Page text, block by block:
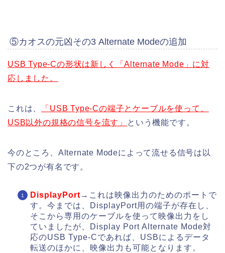
⑤カオスの元凶その3 Alternate Modeの追加
USB Type-Cの形状は新しく「Alternate Mode」に対
応しました。
これは、
「USB Type-Cの端子とケーブルを使って、
USB以外の規格の信号を流す」
という機能です。
今のところ、Alternate Modeによって流せる信号は以
下の2つが有名です。
DisplayPort →これは映像出力のためのポートで
す。今までは、DisplayPort用の端子が存在し、
そこから専用のケーブルを使って映像出力をし
ていましたが、Display Port Alternate Mode対
応のUSB Type-Cであれば、USBによるデータ
転送のほかに、映像出力も可能となります。